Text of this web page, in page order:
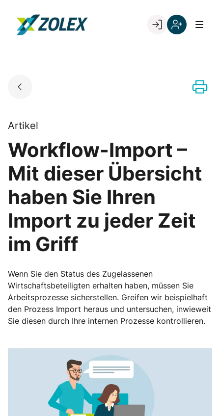
content
Go to landing page.
Artikel
Workflow-Import –
Mit dieser Übersicht
haben Sie Ihren
Import zu jeder Zeit
im Griff
Wenn Sie den Status des Zugelassenen
Wirtschaftsbeteiligten erhalten haben, müssen Sie
Arbeitsprozesse sicherstellen. Greifen wir beispielhaft
den Prozess Import heraus und untersuchen, inwieweit
Sie diesen durch Ihre internen Prozesse kontrollieren.